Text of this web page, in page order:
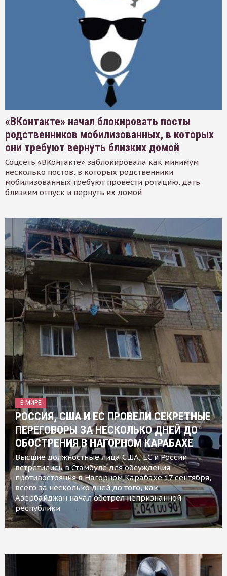
«ВКонтакте» начал блокировать посты
родственников мобилизованных, в которых
они требуют вернуть близких домой
Соцсеть «ВКонтакте» заблокировала как минимум
несколько постов, в которых родственники
мобилизованных требуют провести ротацию, дать
близким отпуск и вернуть их домой
В МИРЕ
РОССИЯ, США И ЕС ПРОВЕЛИ СЕКРЕТНЫЕ
ПЕРЕГОВОРЫ ЗА НЕСКОЛЬКО ДНЕЙ ДО
ОБОСТРЕНИЯ В НАГОРНОМ КАРАБАХЕ
Высшие должностные лица США, ЕС и России
встретились в Стамбуле для обсуждения
противостояния в Нагорном Карабахе 17 сентября,
всего за несколько дней до того, как
Азербайджан начал обстрел непризнанной
республики